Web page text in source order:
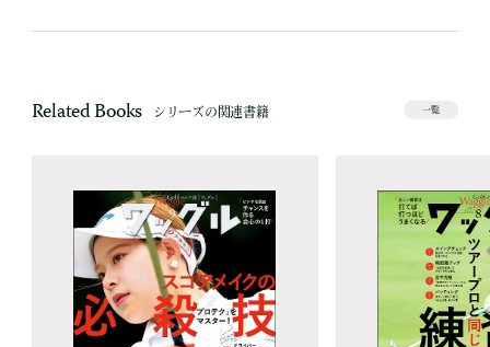
Related Books シリーズの関連書籍 一覧